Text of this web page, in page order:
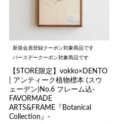
新規会員登録クーポン対象商品です
バースデークーポン対象商品です
【STORE限定】vokko×DENTO
| アンティーク植物標本 (スウ
ェーデン)No.6 フレーム込-
FAVORMADE
ARTS&FRAME『Botanical
Collection』-